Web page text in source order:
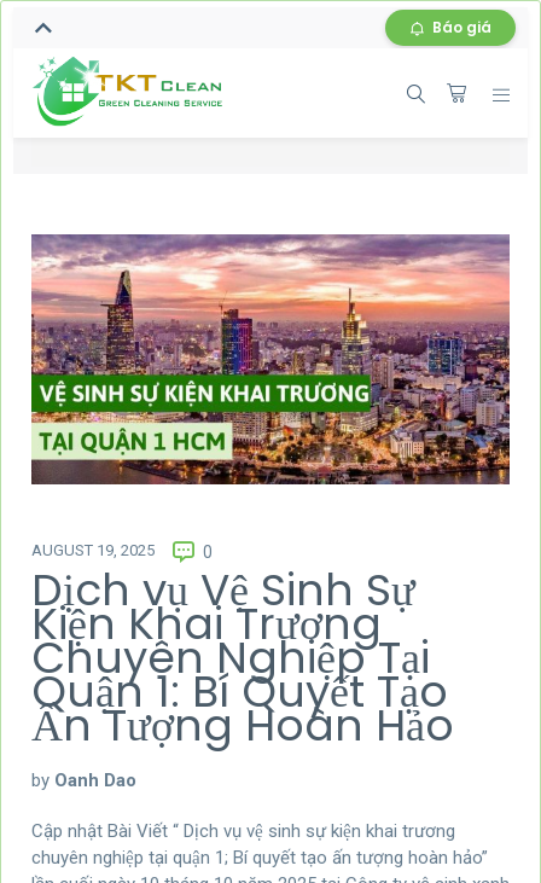
Báo giá
AUGUST 19, 2025 0
Dịch vụ Vệ Sinh Sự
Kiện Khai Trương
Chuyên Nghiệp Tại
Quận 1: Bí Quyết Tạo
Ấn Tượng Hoàn Hảo
by Oanh Dao
Cập nhật Bài Viết “ Dịch vụ vệ sinh sự kiện khai trương
chuyên nghiệp tại quận 1; Bí quyết tạo ấn tượng hoàn hảo”